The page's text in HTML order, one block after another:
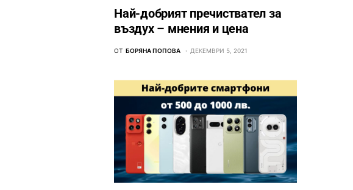
Най-добрият пречиствател за
въздух – мнения и цена
ОТ БОРЯНА ПОПОВА ДЕКЕМВРИ 5, 2021